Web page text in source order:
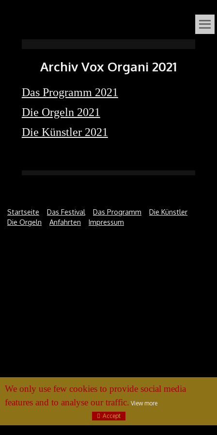
SÜDNIEDERSACHSEN
Archiv Vox Organi 2021
Das Programm 2021
Die Orgeln 2021
Die Künstler 2021
We only use few cookies to provide social media
features and to analyse our traffic. View more
Accept
Startseite Das Festival Das Programm
Die Künstler
Die Orgeln
Anfahrten Impressum